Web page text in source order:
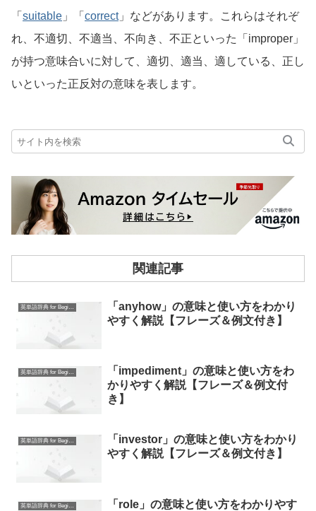
「 suitable 」「 correct」などがあります。これらはそれぞ
れ、不適切、不適当、不向き、不正といった「improper」
が持つ意味合いに対して、適切、適当、適している、正し
いといった正反対の意味を表します。
関連記事
英単語辞典 for Beginners
「anyhow」の意味と使い方をわかり
やすく解説【フレーズ＆例文付き】
英単語辞典 for Beginners
「impediment」の意味と使い方をわ
かりやすく解説【フレーズ＆例文付
き】
英単語辞典 for Beginners
「investor」の意味と使い方をわかり
やすく解説【フレーズ＆例文付き】
英単語辞典 for Beginners
「role」の意味と使い方をわかりやす